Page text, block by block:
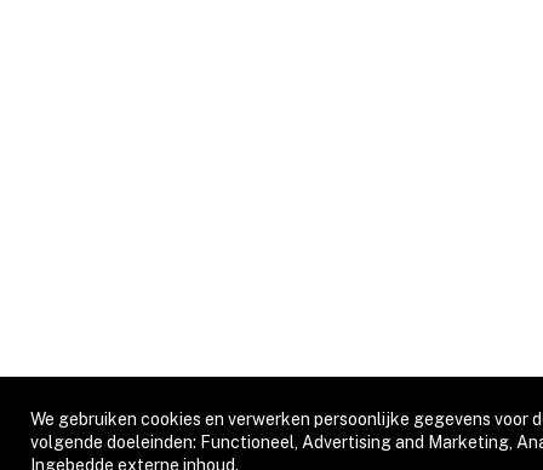
Use
We gebruiken cookies en verwerken persoonlijke gegevens voor
volgende doeleinden: Functioneel, Advertising and Marketing,
Ingebedde externe inhoud.